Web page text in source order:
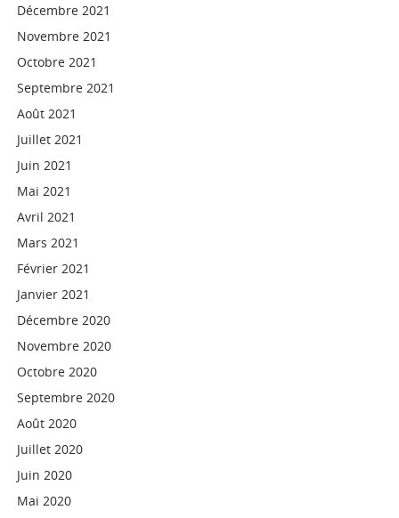
Décembre 2021
Novembre 2021
Octobre 2021
Septembre 2021
Août 2021
Juillet 2021
Juin 2021
Mai 2021
Avril 2021
Mars 2021
Février 2021
Janvier 2021
Décembre 2020
Novembre 2020
Octobre 2020
Septembre 2020
Août 2020
Juillet 2020
Juin 2020
Mai 2020